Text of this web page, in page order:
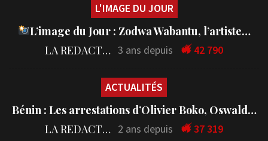
L'IMAGE DU JOUR
L’image du Jour : Zodwa Wabantu, l’artiste…
LA REDACTION 3 ans depuis 42 790
ACTUALITÉS
Bénin : Les arrestations d’Olivier Boko, Oswald…
LA REDACTION 2 ans depuis 37 319